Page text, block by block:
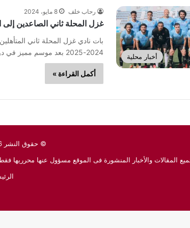
أخبار محلية
رحاب خلف 8 مايو، 2024
غزل المحلة ثاني الصاعدين
بات نادي غزل المحلة ثاني
2024-2025 بعد موسم مميز في دوري المحترفين. وسبق…
أكمل القراءة »
© حقوق النشر 2026، جميع الحقوق محفوظة لـموقع المايسترو الرياضي
المقالات والأخبار المنشورة فى الموقع مسؤول عنها محرريها